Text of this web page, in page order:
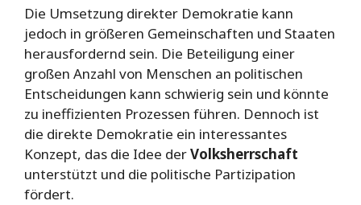
Die Umsetzung direkter Demokratie kann
jedoch in größeren Gemeinschaften und Staaten
herausfordernd sein. Die Beteiligung einer
großen Anzahl von Menschen an politischen
Entscheidungen kann schwierig sein und könnte
zu ineffizienten Prozessen führen. Dennoch ist
die direkte Demokratie ein interessantes
Konzept, das die Idee derVolksherrschaft
unterstützt und die politische Partizipation
fördert.